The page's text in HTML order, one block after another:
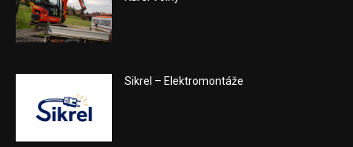
Sikrel – Elektromontáže